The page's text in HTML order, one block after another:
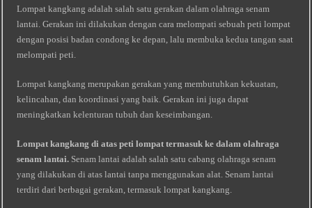
Lompat kangkang adalah salah satu gerakan dalam olahraga senam
lantai. Gerakan ini dilakukan dengan cara melompati sebuah peti lompat
dengan posisi badan condong ke depan, lalu membuka kedua tangan saat
melompati peti.
Lompat kangkang merupakan gerakan yang membutuhkan kekuatan,
kelincahan, dan koordinasi yang baik. Gerakan ini juga dapat
meningkatkan kelenturan tubuh dan keseimbangan.
Lompat kangkang di atas peti lompat termasuk ke dalam olahraga
senam lantai. Senam lantai adalah salah satu cabang olahraga senam
yang dilakukan di atas lantai tanpa menggunakan alat. Senam lantai
terdiri dari berbagai gerakan, termasuk lompat kangkang.